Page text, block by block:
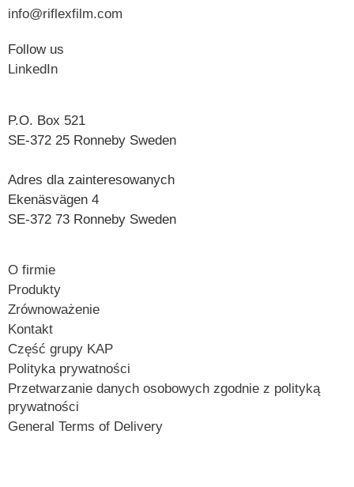
info@riflexfilm.com
Follow us
LinkedIn
P.O. Box 521
SE-372 25 Ronneby Sweden
Adres dla zainteresowanych
Ekenäsvägen 4
SE-372 73 Ronneby Sweden
O firmie
Produkty
Zrównoważenie
Kontakt
Część grupy KAP
Polityka prywatności
Przetwarzanie danych osobowych zgodnie z polityką
prywatności
General Terms of Delivery